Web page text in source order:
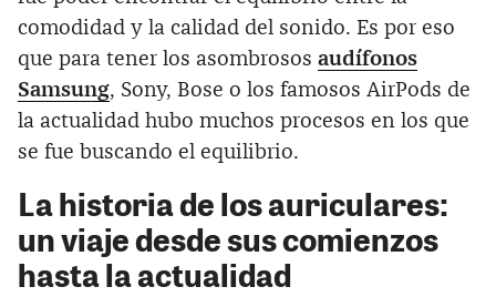
comodidad y la calidad del sonido. Es por eso
que para tener los asombrosos audífonos
Samsung, Sony, Bose o los famosos AirPods de
la actualidad hubo muchos procesos en los que
se fue buscando el equilibrio.
La historia de los auriculares:
un viaje desde sus comienzos
hasta la actualidad